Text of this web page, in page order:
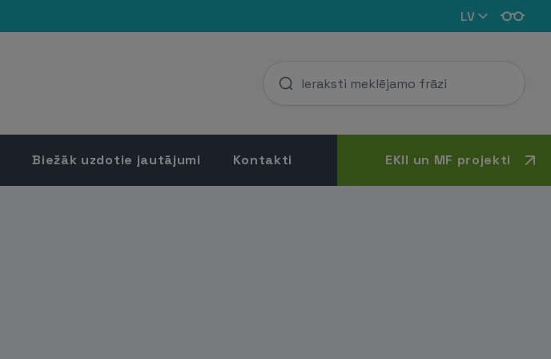
LV
Biežāk uzdotie jautājumi Kontakti EKII un MF projekti